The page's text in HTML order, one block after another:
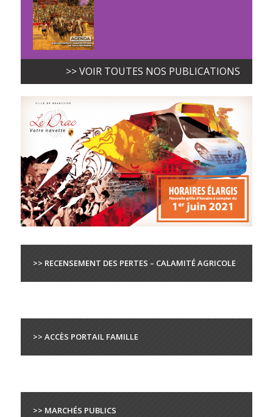
>> VOIR TOUTES NOS PUBLICATIONS
>> RECENSEMENT DES PERTES – CALAMITÉ AGRICOLE
>> ACCÈS PORTAIL FAMILLE
>> MARCHÉS PUBLICS